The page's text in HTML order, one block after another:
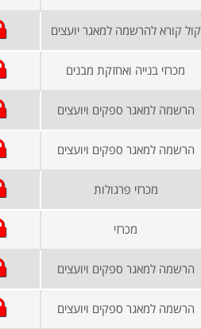
קול קורא להרשמה למאגר יועצים
מכרזי בנייה ואחזקת מבנים
הרשמה למאגר ספקים ויועצים
הרשמה למאגר ספקים ויועצים
מכרזי פרגולות
מכרזי
הרשמה למאגר ספקים ויועצים
הרשמה למאגר ספקים ויועצים